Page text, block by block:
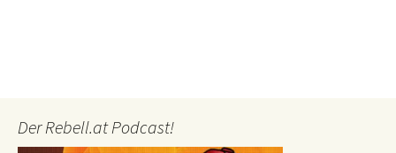
Der Rebell.at Podcast!